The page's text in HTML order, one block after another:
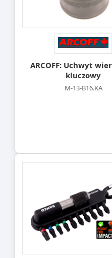
ARCOFF: Uchwyt
kluczowy
M-13-B16.KA